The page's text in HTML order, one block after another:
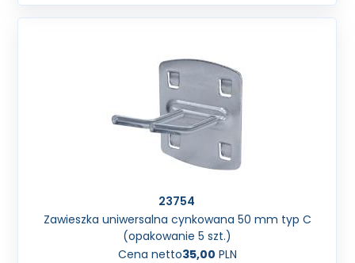
23754
Zawieszka uniwersalna cynkowana 50 mm typ C
(opakowanie 5 szt.)
Cena netto35,00 PLN